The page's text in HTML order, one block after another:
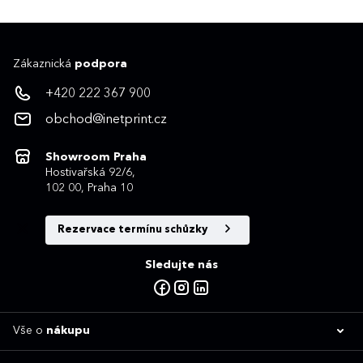
Zákaznická podpora
+420 222 367 900
obchod@inetprint.cz
Showroom Praha
Hostivařská 92/6,
102 00, Praha 10
Rezervace termínu schůzky
Sledujte nás
Vše o nákupu